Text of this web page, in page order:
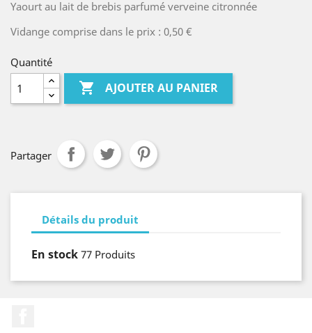
Yaourt au lait de brebis parfumé verveine citronnée
Vidange comprise dans le prix : 0,50 €
Quantité
 AJOUTER AU PANIER
Partager
Détails du produit
En stock 77 Produits